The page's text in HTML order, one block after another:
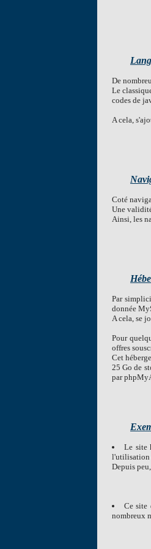
De
Le
codes de
A cela,
Coté
Une
Ainsi, les
Par
donnée
A cela, se
Pour
offres
Cet
25 Go de
par
Le site
l'utilisation
Depuis
Ce site
nombreux